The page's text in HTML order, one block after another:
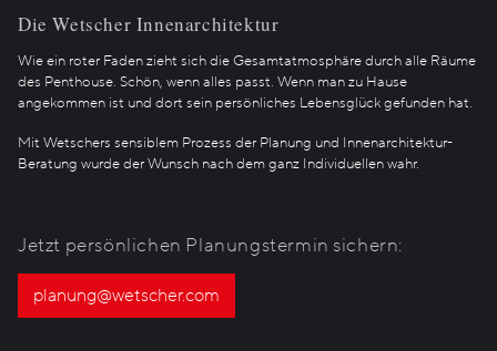
Die Wetscher Innenarchitektur
Wie ein roter Faden zieht sich die Gesamtatmosphäre durch alle Räume
des Penthouse. Schön, wenn alles passt. Wenn man zu Hause
angekommen ist und dort sein persönliches Lebensglück gefunden hat.
Mit Wetschers sensiblem Prozess der Planung und Innenarchitektur-
Beratung wurde der Wunsch nach dem ganz Individuellen wahr.
Jetzt persönlichen Planungstermin sichern:
planung@wetscher.com